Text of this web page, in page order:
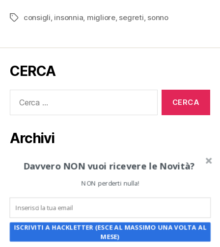
Tag consigli insonnia migliore, segreti sonno
CERCA
Archivi
Archivi
Articoli recenti:
HNA 2024 AudioCorsi con Manuale dello zio
Hack
18 Marzo 2026
Davvero NON vuoi ricevere le Novità?
NON perderti nulla!
ISCRIVITI A HACKLETTER (ESCE AL MASSIMO UNA VOLTA AL
MESE)